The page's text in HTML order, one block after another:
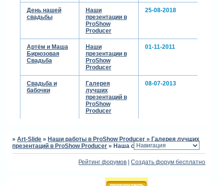
buh-zlat
я применила пару футажей
из набора от
футажи хорошего качества,
а поэтому весят прилично.
сегодня постараюсь
оттуда вы сможете скачать
всё вместе, либо те из них,
ссылку помещу в "наши
сделав маску маской к
сделала в работе, получаем
такие вот блестяшки
kochlana
светлана, спасибо за такую
День нашей
свадьбы
Наши
презентации в
ProShow
Producer
25-08-2018
Артём и Маша
Бирюзовая
Свадьба
Наши
презентации в
ProShow
Producer
01-11-2011
Свадьба и
бабочки
Галерея
лучших
презентаций в
ProShow
Producer
08-07-2013
»Art-Slide » Наши работы в ProShow Producer » Галерея лучших
презентаций в ProShow Producer » Наша свадьба
Рейтинг форумов |Создать форум бесплатно